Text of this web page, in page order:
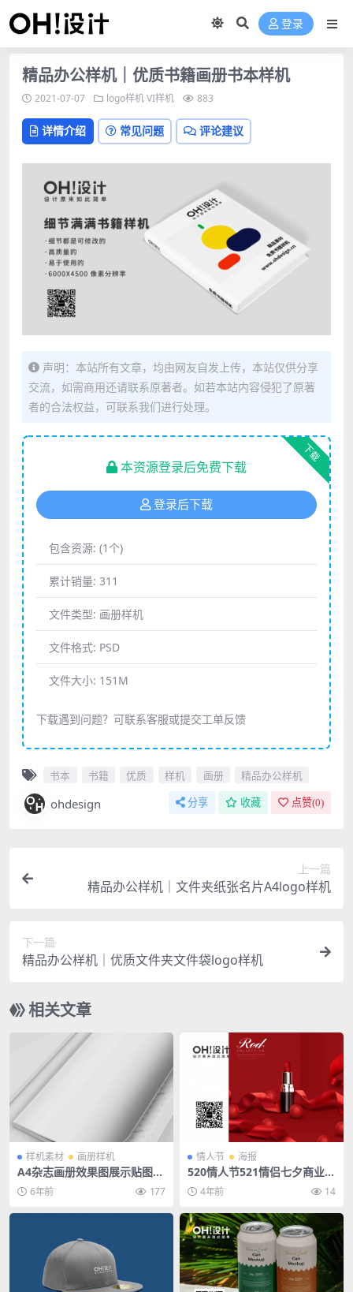
登录
精品办公样机｜优质书籍画册书本样机
2021-07-07 logo样机VI样机 883
详情介绍 常见问题 评论建议
声明：本站所有文章，均由网友自发上传，本站仅供分享
交流，如需商用还请联系原著者。如若本站内容侵犯了原著
者的合法权益，可联系我们进行处理。
下载
本资源登录后免费下载
登录后下载
包含资源: (1个)
累计销量: 311
文件类型: 画册样机
文件格式: PSD
文件大小: 151M
下载遇到问题？可联系客服或提交工单反馈
书本 书籍 优质 样机 画册 精品办公样机
ohdesign 分享 收藏 点赞(0)
上一篇
精品办公样机｜文件夹纸张名片A4logo样机
下一篇
精品办公样机｜优质文件夹文件袋logo样机
相关文章
样机素材 画册样机
A4杂志画册效果图展示贴图样
机PSD模板
6年前 177
情人节 海报
520情人节521情侣七夕商业活
动海报模板素材
4年前 14